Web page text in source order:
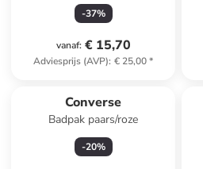
-37%
vanaf: € 15,70
Adviesprijs (AVP): € 25,00*
Converse
Badpak paars/roze
-20%